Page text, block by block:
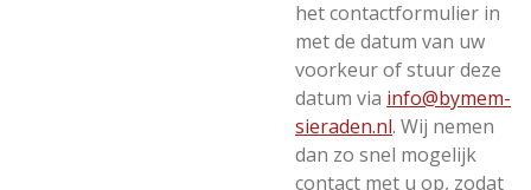
het contactformulier in
met de datum van uw
voorkeur of stuur deze
datum via info@bymem-
sieraden.nl. Wij nemen
dan zo snel mogelijk
contact met u op, zodat